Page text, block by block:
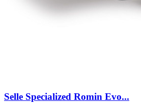
Selle Specialized Romin Evo...